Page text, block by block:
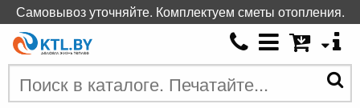
Самовывоз уточняйте. Комплектуем сметы отопления.